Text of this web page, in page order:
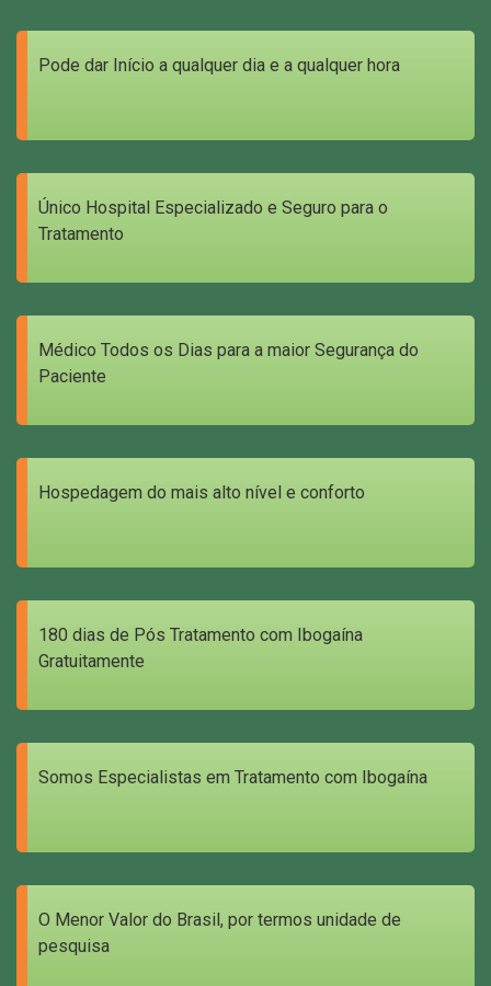
Pode dar Início a qualquer dia e a qualquer hora
Único Hospital Especializado e Seguro para o
Tratamento
Médico Todos os Dias para a maior Segurança do
Paciente
Hospedagem do mais alto nível e conforto
180 dias de Pós Tratamento com Ibogaína
Gratuitamente
Somos Especialistas em Tratamento com Ibogaína
O Menor Valor do Brasil, por termos unidade de
pesquisa